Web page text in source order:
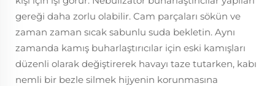
gereği daha zorlu olabilir. Cam parçaları sökün ve
zaman zaman sıcak sabunlu suda bekletin. Aynı
zamanda kamış buharlaştırıcılar için eski kamışları
düzenli olarak değiştirerek havayı taze tutarken, kabı
nemli bir bezle silmek hijyenin korunmasına